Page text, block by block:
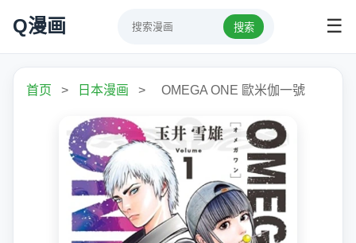
Q漫画 搜索 ☰
首页 > 日本漫画 > OMEGA ONE 歐米伽一號